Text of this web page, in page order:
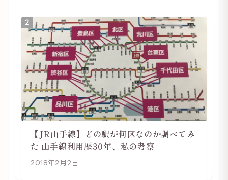
2
【JR山手線】どの駅が何区なのか調べてみ
た 山手線利用歴30年、私の考察
2018年2月2日